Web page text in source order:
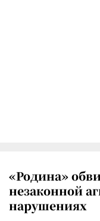
«Родина»
незаконной
нарушениях